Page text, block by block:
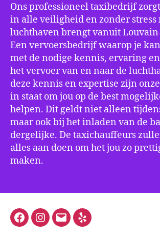
Ons professioneel taxibedrijf
in alle veiligheid en zonder stress
luchthaven brengt vanuit
Een vervoersbedrijf waarop je
met de nodige kennis, ervaring
het vervoer van en naar de
deze kennis en expertise zijn
in staat om jou op de best
helpen. Dit geldt niet alleen
maar ook bij het inladen van de
dergelijke. De taxichauffeurs
alles aan doen om het jou zo
maken.
FacebookInstagram
E-
Yelp